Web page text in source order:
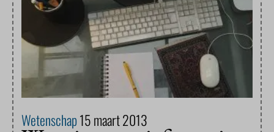
Wetenschap15 maart 2013